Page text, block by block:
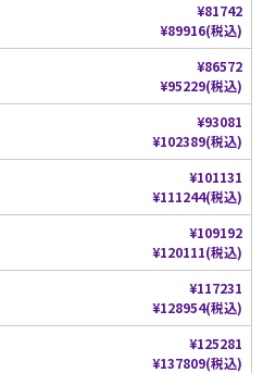
¥81742
¥89916(税込)
¥86572
¥95229(税込)
¥93081
¥102389(税込)
¥101131
¥111244(税込)
¥109192
¥120111(税込)
¥117231
¥128954(税込)
¥125281
¥137809(税込)